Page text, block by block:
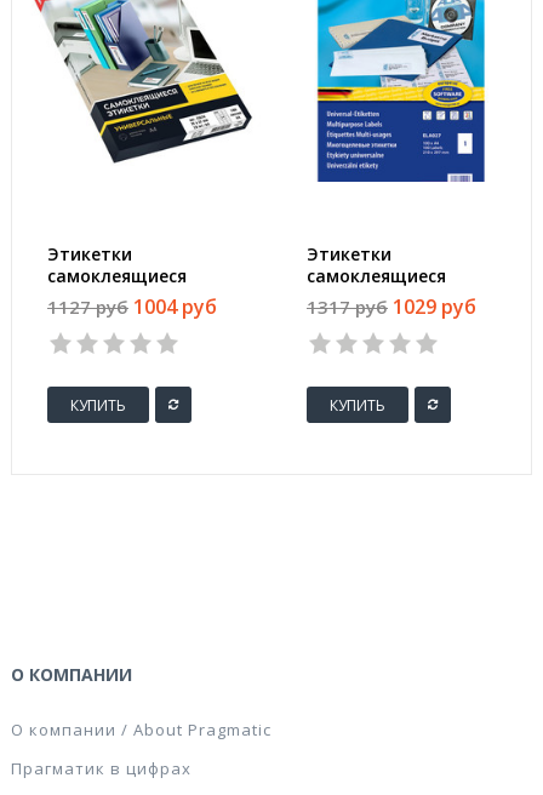
Этикетки
самоклеящиеся
Promega label белые
70х37 мм (24 штуки
на листе А4, 100
1127 руб 1004 руб
КУПИТЬ
Этикетки
самоклеящиеся
Europe 100 белые
210х297 мм (1 штука
на листе А4, 100
производителя
ELA027)
1317 руб 1029 руб
КУПИТЬ
О КОМПАНИИ
О компании / About Pragmatic
Прагматик в цифрах